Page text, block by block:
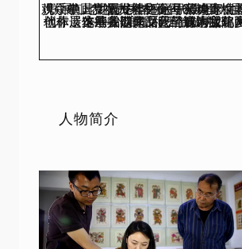
值此甲辰龙年之际，宝鸡青铜器博物院携手中国文物报社和全国60余家文博单位为观众献上“龙行中华——甲辰龙年生肖文物大联展”，恭祝大家在新的一年里大展鲲鹏羽翼，壮怀龙马精神！
展览筹备期间，我们邀请宝鸡多位新一代非遗传承人以龙文化与青铜文化为题进行创作，这些非遗作品已经成为我院网红打卡地标。本期我们来深入了解木版年画传承人——邰高阳和王怡璇夫妇。
人物简介